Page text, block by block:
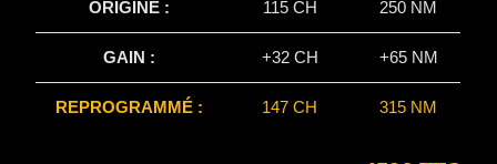
ORIGINE : 115 CH 250 NM
GAIN : +32 CH +65 NM
REPROGRAMMÉ : 147 CH 315 NM